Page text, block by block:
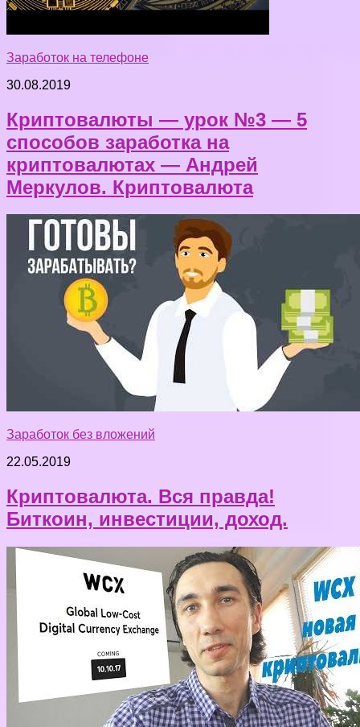
Заработок на телефоне
30.08.2019
Криптовалюты — урок №3 — 5
способов заработка на
криптовалютах — Андрей
Меркулов. Криптовалюта
Заработок без вложений
22.05.2019
Криптовалюта. Вся правда!
Биткоин, инвестиции, доход.